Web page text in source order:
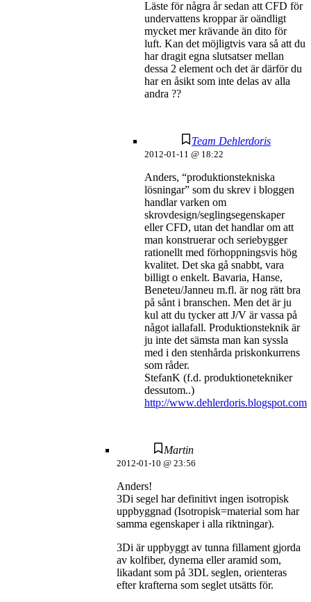
Läste för några år sedan att CFD för
undervattens kroppar är oändligt
mycket mer krävande än dito för
luft. Kan det möjligtvis vara så att du
har dragit egna slutsatser mellan
dessa 2 element och det är därför du
har en åsikt som inte delas av alla
andra ??
Team Dehlerdoris
2012-01-11 @ 18:22
Anders, “produktionstekniska
lösningar” som du skrev i bloggen
handlar varken om
skrovdesign/seglingsegenskaper
eller CFD, utan det handlar om att
man konstruerar och seriebygger
rationellt med förhoppningsvis hög
kvalitet. Det ska gå snabbt, vara
billigt o enkelt. Bavaria, Hanse,
Beneteu/Janneu m.fl. är nog rätt bra
på sånt i branschen. Men det är ju
kul att du tycker att J/V är vassa på
något iallafall. Produktionsteknik är
ju inte det sämsta man kan syssla
med i den stenhårda priskonkurrens
som råder.
StefanK (f.d. produktionetekniker
dessutom..)
http://www.dehlerdoris.blogspot.com
Martin
2012-01-10 @ 23:56
Anders!
3Di segel har definitivt ingen isotropisk
uppbyggnad (Isotropisk=material som har
samma egenskaper i alla riktningar).
3Di är uppbyggt av tunna fillament gjorda
av kolfiber, dynema eller aramid som,
likadant som på 3DL seglen, orienteras
efter krafterna som seglet utsätts för.